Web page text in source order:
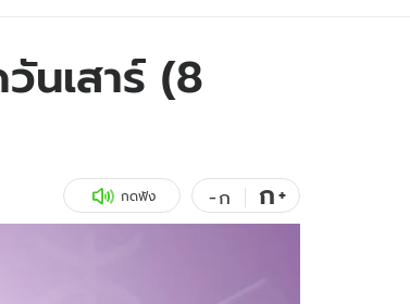
วัยรุ่น
สุขภาพ
เที่ยว-กิน
ดูทีวี
WeTV
นเสาร์ (8
กดฟัง -ก ก+